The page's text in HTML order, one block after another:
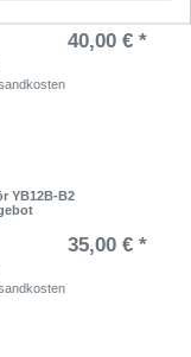
40,00 € *
YB12B-B2
35,00 € *